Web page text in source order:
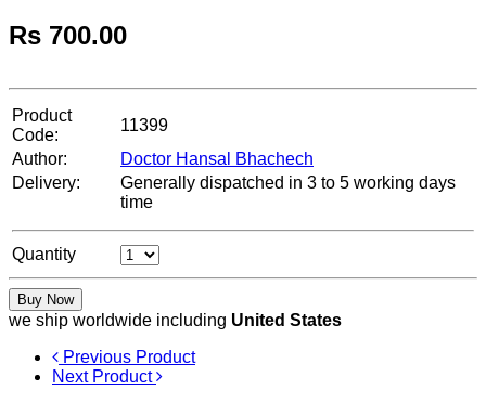
Rs 700.00
Product
Code:
11399
Author:
Doctor Hansal Bhachech
Delivery:
Generally dispatched in 3 to 5 working days
time
Quantity
Buy Now
we ship worldwide including United States
Previous Product
Next Product